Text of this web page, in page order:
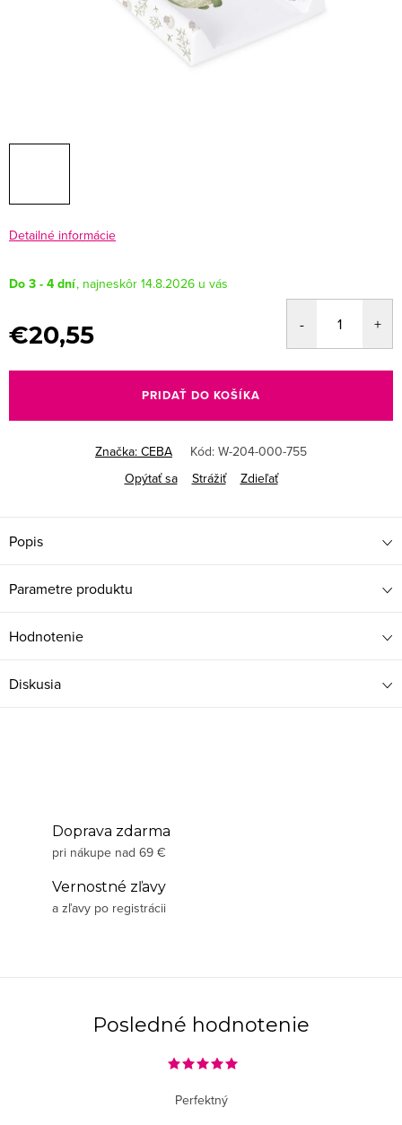
Detailné informácie
Do 3 - 4 dní 14.8.2026
€20,55
cena:
PRIDAŤ DO KOŠÍKA
Značka: CEBA Kód: W-204-000-755
Opýtať sa
Strážiť Zdieľať
Popis
Parametre produktu
Hodnotenie
Diskusia
Doprava zdarma
pri nákupe nad 69 €
Vernostné zľavy
a zľavy po registrácii
Posledné hodnotenie
Perfektný